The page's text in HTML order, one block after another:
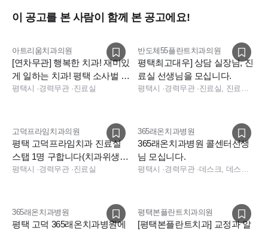
* 환자분께 따뜻하게 웃을 수 있는 분
경력은 상관없습니다.
원하시면 교육도 제가 직접 해드립니다.
병원의 성장은 항상 훌륭한 치과위생사 선생님들과 함께여
긴 글 읽어주셔서 감사합니다.
언제든 편하게 문의 주세요.
-대표원장 홍영진 올림-
이 공고를 본 사람이 함께 본 공고에요!
아트리움치과의원
[연차무관] 행복한 치과! 재미있
게 일하는 치과! 평택 소사벌 아
트리움치과 치과위생사 채용
평택시 ·경력무관·진료실
반도체55플란트치과의원
평택최고대우] 상담 실장님, 진
료실 선생님을 모십니다.
평택시 ·경력무관·
고덕프라임치과의원
평택 고덕프라임치과 진료실
스탭 1명 구합니다(치과위생
사)
평택시 ·경력무관·진료실
365래온치과병원
365래온치과병원 콜센터선생
님 모십니다.
평택시 ·경력무관·
365래온치과병원
평택 고덕 365래온치과병원에
평택본플란트치과의원
[평택본플란트치과] 교정과 알